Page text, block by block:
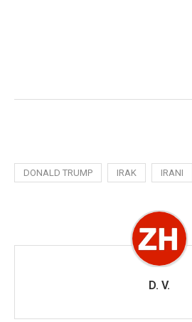
DONALD TRUMP IRAK IRANI
D. V.